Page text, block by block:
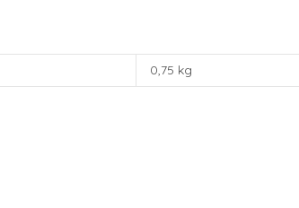
0,75 kg